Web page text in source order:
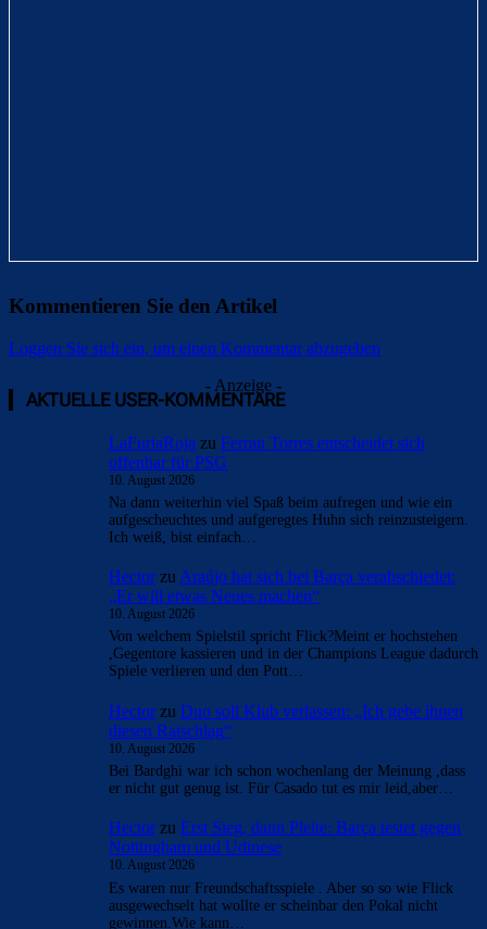
Kommentieren Sie den Artikel
Loggen Sie sich ein, um einen Kommentar abzugeben
- Anzeige -
AKTUELLE USER-KOMMENTARE
LaFuriaRoja zu Ferran Torres entscheidet sich
offenbar für PSG
10. August 2026
Na dann weiterhin viel Spaß beim aufregen und wie ein
aufgescheuchtes und aufgeregtes Huhn sich reinzusteigern.
Ich weiß, bist einfach…
Hectorzu Araújo hat sich bei Barça verabschiedet:
„Er will etwas Neues machen“
10. August 2026
Von welchem Spielstil spricht Flick?Meint er hochstehen
,Gegentore kassieren und in der Champions League dadurch
Spiele verlieren und den Pott…
Hectorzu Duo soll Klub verlassen: „Ich gebe ihnen
diesen Ratschlag“
10. August 2026
Bei Bardghi war ich schon wochenlang der Meinung ,dass
er nicht gut genug ist. Für Casado tut es mir leid,aber…
Hectorzu Erst Sieg, dann Pleite: Barça testet gegen
Nottingham und Udinese
10. August 2026
Es waren nur Freundschaftsspiele . Aber so so wie Flick
ausgewechselt hat wollte er scheinbar den Pokal nicht
gewinnen.Wie kann…